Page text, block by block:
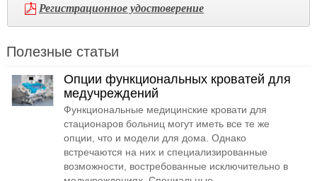
Регистрационное удостоверение
Полезные статьи
Опции функциональных кроватей для
медучреждений
Функциональные медицинские кровати для
стационаров больниц могут иметь все те же
опции, что и модели для дома. Однако
встречаются на них и специализированные
возможности, востребованные исключительно в